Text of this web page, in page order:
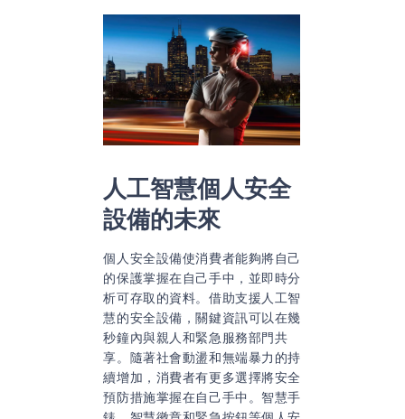
人工智慧個人安全
設備的未來
個人安全設備使消費者能夠將自己
的保護掌握在自己手中，並即時分
析可存取的資料。借助支援人工智
慧的安全設備，關鍵資訊可以在幾
秒鐘內與親人和緊急服務部門共
享。隨著社會動盪和無端暴力的持
續增加，消費者有更多選擇將安全
預防措施掌握在自己手中。智慧手